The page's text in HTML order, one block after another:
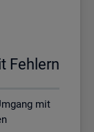
Feh­lern
mit